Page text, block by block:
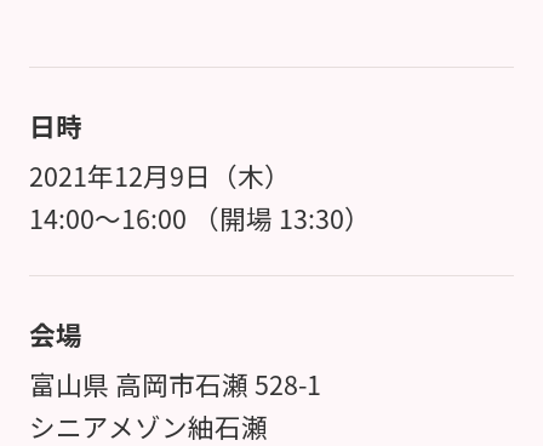
日時
2021年12月9日（木）
14:00～16:00 （開場 13:30）
会場
富山県 高岡市石瀬 528-1
シニアメゾン紬石瀬